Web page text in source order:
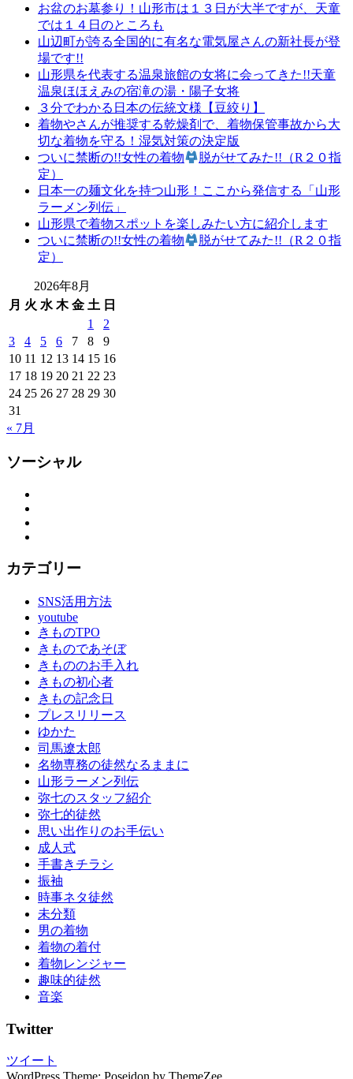
お盆のお墓参り！山形市は１３日が大半ですが、天童
では１４日のところも
山辺町が誇る全国的に有名な電気屋さんの新社長が登
場です!!
山形県を代表する温泉旅館の女将に会ってきた!!天童
温泉ほほえみの宿滝の湯・陽子女将
３分でわかる日本の伝統文様【豆絞り】
着物やさんが推奨する乾燥剤で、着物保管事故から大
切な着物を守る！湿気対策の決定版
ついに禁断の!!女性の着物
脱がせてみた!!（R２０指
定）
日本一の麺文化を持つ山形！ここから発信する「山形
ラーメン列伝」
山形県で着物スポットを楽しみたい方に紹介します
ついに禁断の!!女性の着物
脱がせてみた!!（R２０指
定）
2026年8月
月 火 水 木 金 土 日
1
2
3
4 5 6 7 8
9
10 11 12 13 14 15 16
17 18 19 20 21 22 23
24 25 26 27 28 29 30
31
« 7月
ソーシャル
カテゴリー
SNS活用方法
youtube
きものTPO
きものであそぼ
きもののお手入れ
きもの初心者
きもの記念日
プレスリリース
ゆかた
司馬遼太郎
名物専務の徒然なるままに
山形ラーメン列伝
弥七のスタッフ紹介
弥七的徒然
思い出作りのお手伝い
成人式
手書きチラシ
振袖
時事ネタ徒然
未分類
男の着物
着物の着付
着物レンジャー
趣味的徒然
音楽
Twitter
ツイート
WordPress Theme: Poseidon by ThemeZee.